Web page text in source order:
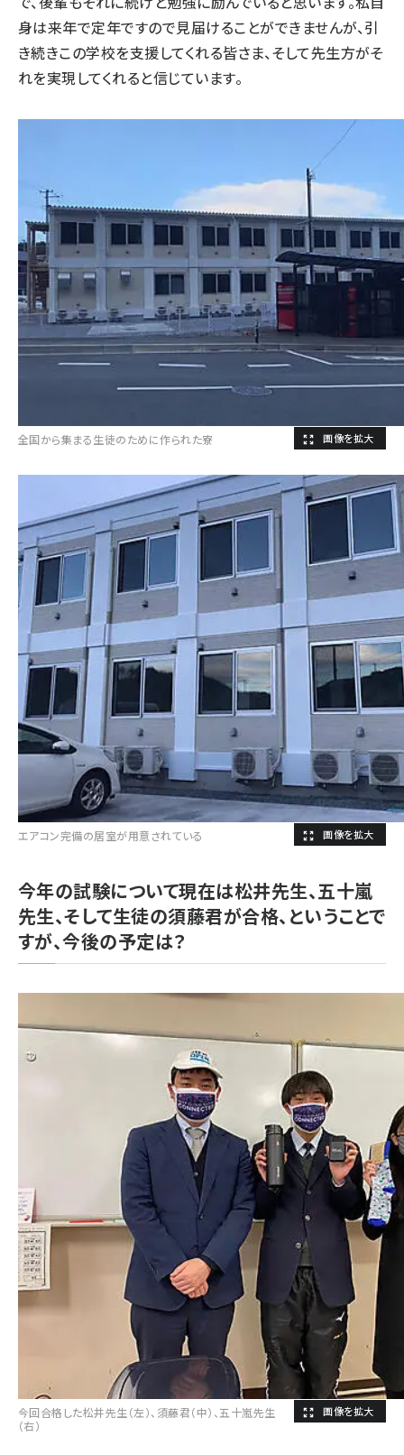
身は来年で定年ですので見届けることができませんが、引
き続きこの学校を支援してくれる皆さま、そして先生方がそ
れを実現してくれると信じています。
全国から集まる生徒のために作られた寮
エアコン完備の居室が用意されている
今年の試験について現在は松井先生、五十嵐
先生、そして生徒の須藤君が合格、ということで
すが、今後の予定は？
今回合格した松井先生（左）、須藤君（中）、五十嵐先生
（右）